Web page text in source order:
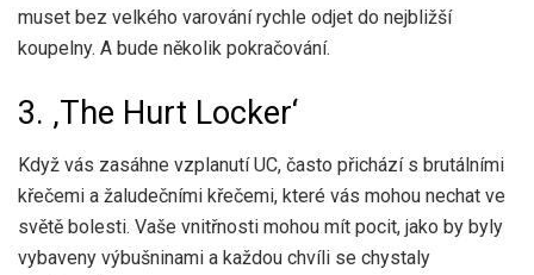
muset bez velkého varování rychle odjet do nejbližší
koupelny. A bude několik pokračování.
3. ‚The Hurt Locker‘
Když vás zasáhne vzplanutí UC, často přichází s brutálními
křečemi a žaludečními křečemi, které vás mohou nechat ve
světě bolesti. Vaše vnitřnosti mohou mít pocit, jako by byly
vybaveny výbušninami a každou chvíli se chystaly